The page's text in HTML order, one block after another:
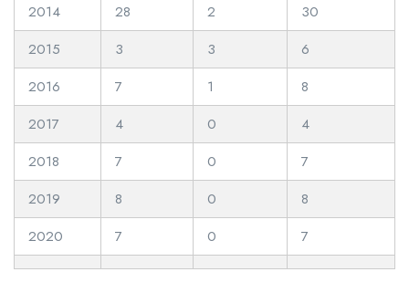
2014
28 2
30
2015
3 3
6
2016
7 1
8
2017
4 0
4
2018
7 0
7
2019
8 0
8
2020
7 0 7